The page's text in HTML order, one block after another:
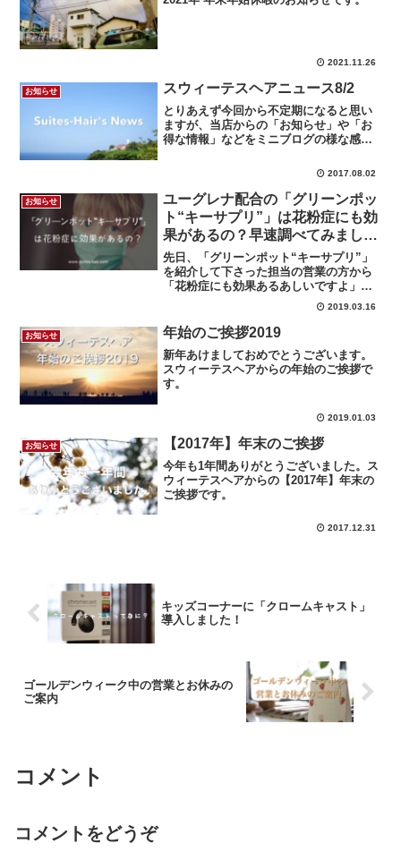
2021.11.26
お知らせ スウィーテスヘアニュース8/2
とりあえず今回から不定期になると思い
ますが、当店からの「お知らせ」や「お
得な情報」などをミニブログの様な感じ
2017.08.02
お知らせ
ユーグレナ配合の「グリーンポッ
ト“キーサプリ”」は花粉症にも効
果があるの？早速調べてみまし
た！
先日、「グリーンポット“キーサプリ”」
を紹介して下さった担当の営業の方から
「花粉症にも効果あるあしいですよ」と
の話を聞きつけたので、早速調べてみま
2019.03.16
お知らせ 年始のご挨拶2019
新年あけましておめでとうございます。
スウィーテスヘアからの年始のご挨拶で
す。
2019.01.03
お知らせ 【2017年】年末のご挨拶
今年も1年間ありがとうございました。ス
ウィーテスヘアからの【2017年】年末の
ご挨拶です。
2017.12.31
キッズコーナーに「クロームキャスト」
導入しました！
ゴールデンウィーク中の営業とお休みの
ご案内
コメント
コメントをどうぞ